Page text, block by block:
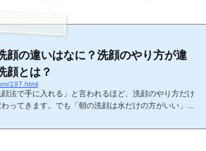
顔の違いはなに？洗顔のやり方が違
顔とは？
197.html
顔法で手に入れる」と言われるほど、洗顔のやり方だけ
ってきます。でも「朝の洗顔は水だけの方がいい」と
に泡を乗せて洗うのがいいとか、お肌で洗顔料を泡立